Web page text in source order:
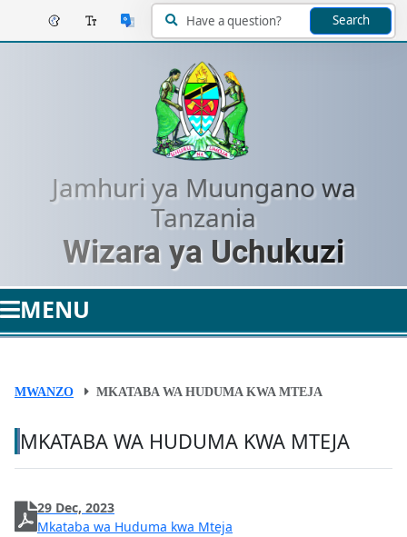
Search
Jamhuri ya Muungano wa
Tanzania
Wizara ya Uchukuzi
MENU
MWANZO MKATABA WA HUDUMA KWA MTEJA
MKATABA WA HUDUMA KWA MTEJA
29 Dec, 2023
Mkataba wa Huduma kwa Mteja